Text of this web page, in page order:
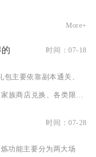
More+
时间：07-18
包主要依靠副本通关、
族商店兑换、各类限时
时间：07-28
功能主要分为两大场